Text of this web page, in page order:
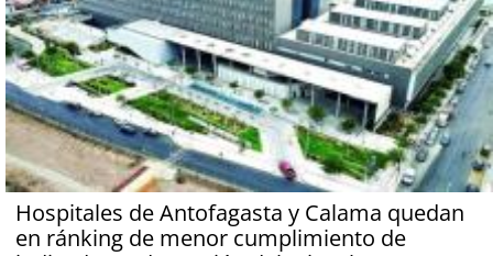
Hospitales de Antofagasta y Calama quedan
en ránking de menor cumplimiento de